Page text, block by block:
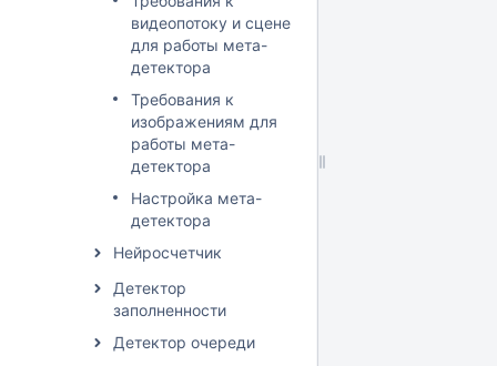
видеопотоку и сцене
для работы мета-
детектора
Требования к
изображениям для
работы мета-
детектора
Настройка мета-
детектора
Нейросчетчик
Детектор
заполненности
Детектор очереди